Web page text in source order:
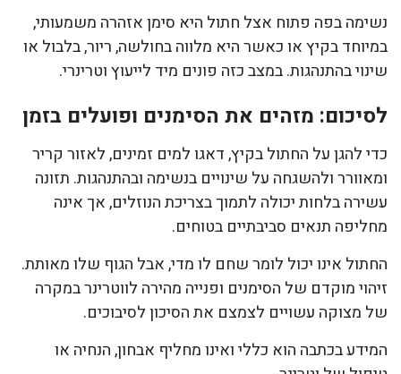
נשימה בפה פתוח אצל חתול היא סימן אזהרה משמעותי,
במיוחד בקיץ או כאשר היא מלווה בחולשה, ריור, בלבול או
שינוי בהתנהגות. במצב כזה פונים מיד לייעוץ וטרינרי.
לסיכום: מזהים את הסימנים ופועלים בזמן
כדי להגן על החתול בקיץ, דאגו למים זמינים, לאזור קריר
ומאוורר ולהשגחה על שינויים בנשימה ובהתנהגות. תזונה
עשירה בלחות יכולה לתמוך בצריכת הנוזלים, אך אינה
מחליפה תנאים סביבתיים בטוחים.
החתול אינו יכול לומר שחם לו מדי, אבל הגוף שלו מאותת.
זיהוי מוקדם של הסימנים ופנייה מהירה לווטרינר במקרה
של מצוקה עשויים לצמצם את הסיכון לסיבוכים.
המידע בכתבה הוא כללי ואינו מחליף אבחון, הנחיה או